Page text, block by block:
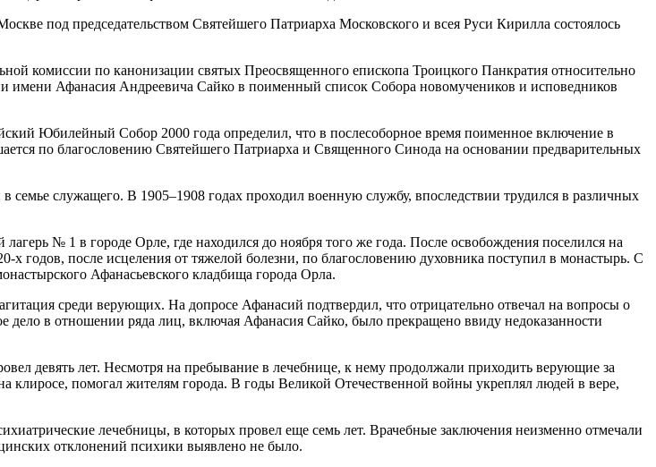
под председательством Святейшего Патриарха Московского и всея Руси Кирилла состоялось
комиссии по канонизации святых Преосвященного епископа Троицкого Панкратия относительно
имени Афанасия Андреевича Сайко в поименный список Собора новомучеников и исповедников
Юбилейный Собор 2000 года определил, что в послесоборное время поименное включение в
по благословению Святейшего Патриарха и Священного Синода на основании предварительных
служащего. В 1905–1908 годах проходил военную службу, впоследствии трудился в различных
№ 1 в городе Орле, где находился до ноября того же года. После освобождения поселился на
х годов, после исцеления от тяжелой болезни, по благословению духовника поступил в монастырь. С
Афанасьевского кладбища города Орла.
среди верующих. На допросе Афанасий подтвердил, что отрицательно отвечал на вопросы о
дело в отношении ряда лиц, включая Афанасия Сайко, было прекращено ввиду недоказанности
девять лет. Несмотря на пребывание в лечебнице, к нему продолжали приходить верующие за
помогал жителям города. В годы Великой Отечественной войны укреплял людей в вере,
лечебницы, в которых провел еще семь лет. Врачебные заключения неизменно отмечали
отклонений психики выявлено не было.